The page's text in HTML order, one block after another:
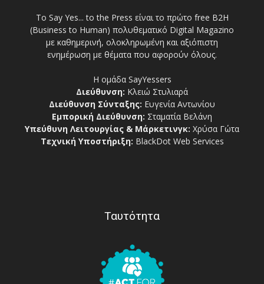
Το Say Yes... to the Press είναι το πρώτο free Β2Η
(Business to Human) πολυθεματικό Digital Magazino
με καθημερινή, ολοκληρωμένη και αξιόπιστη
ενημέρωση με θέματα που αφορούν όλους.
Η ομάδα SayYessers
Διεύθυνση: Κλειώ Στυλιαρά
Διεύθυνση Σύνταξης: Ευγενία Αντωνίου
Εμπορική Διεύθυνση: Σταματία Βελάνη
Υπεύθυνη Λειτουργίας & Μάρκετινγκ: Χρύσα Γώτα
Τεχνική Υποστήριξη: BlackDot Web Services
Ταυτότητα